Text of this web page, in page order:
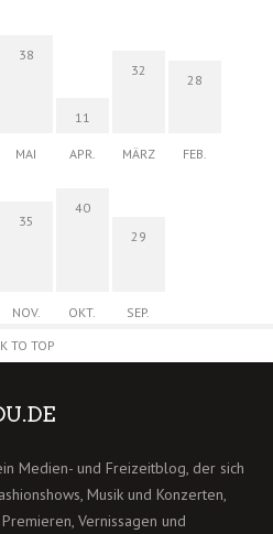
38
MAI
11
APR.
32
MÄRZ
28
FEB.
35
NOV.
40
OKT.
29
SEP.
TO TOP
Medien- und Freizeitblog, der sich
Musik und Konzerten,
Vernissagen und